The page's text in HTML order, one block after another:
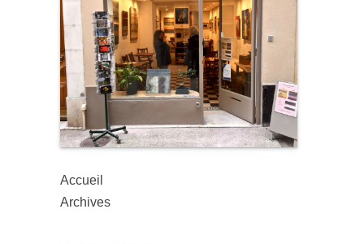
Accueil
Archives